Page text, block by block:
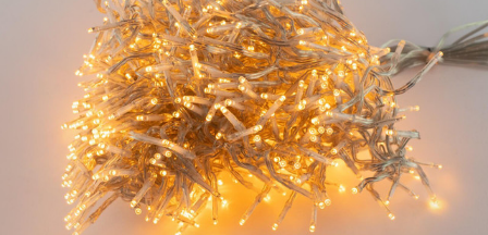
Bianco Caldo 2200 - 2300 °K
16 Disponibili, Spedito in 24/48 ore